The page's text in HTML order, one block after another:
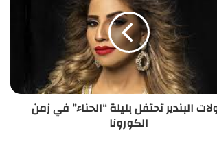
البندير تحتفل بليلة “الحناء” في زمن
الكورونا